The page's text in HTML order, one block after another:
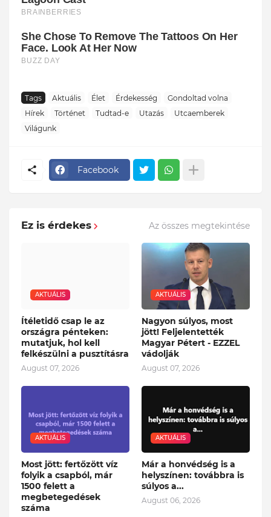
Tags Aktuális Élet Érdekesség
Gondoltad volna
Hírek
Történet Tudtad-e Utazás
Utcaemberek
Világunk
Facebook
Ez is érdekes Az összes megtekintése
AKTUÁLIS
Ítéletidő csap le az
országra pénteken:
mutatjuk, hol kell
felkészülni a pusztításra
August 07, 2026
AKTUÁLIS
Nagyon súlyos, most
jött! Feljelentették
Magyar Pétert - EZZEL
vádolják
August 07, 2026
AKTUÁLIS
Most jött: fertőzött víz
folyik a csapból, már
1500 felett a
megbetegedések
száma
AKTUÁLIS
Már a honvédség is a
helyszínen: továbbra is
súlyos a...
August 06, 2026